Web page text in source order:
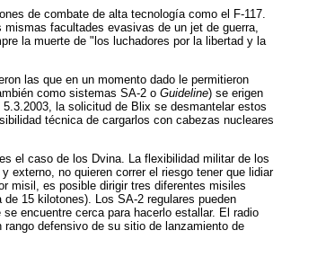
de combate de alta tecnología como el F-117.
facultades evasivas de un jet de guerra,
la muerte de "los luchadores por la libertad y la
las que en un momento dado le permitieron
como sistemas SA-2 o Guideline) se erigen
5.3.2003, la solicitud de Blix se desmantelar estos
técnica de cargarlos con cabezas nucleares
el caso de los Dvina. La flexibilidad militar de los
externo, no quieren correr el riesgo tener que lidiar
misil, es posible dirigir tres diferentes misiles
15 kilotones). Los SA-2 regulares pueden
encuentre cerca para hacerlo estallar. El radio
defensivo de su sitio de lanzamiento de